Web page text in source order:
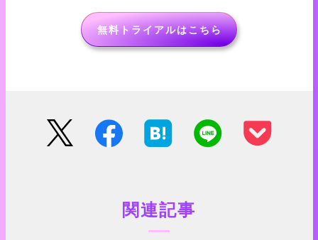
無料トライアルはこちら
関連記事